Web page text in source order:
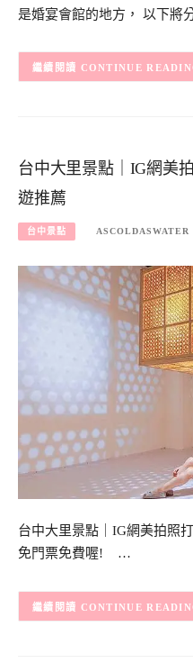
是婚宴會館的地方， 以下將
CONTINUE
台中大里景點｜IG網美
遊推薦
台中景點 ASCOLDASWATER
台中大里景點｜IG網美拍照
免門票免費喔! …
CONTINUE